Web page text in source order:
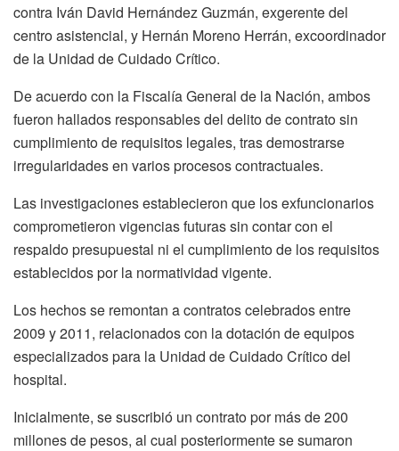
contra Iván David Hernández Guzmán, exgerente del
centro asistencial, y Hernán Moreno Herrán, excoordinador
de la Unidad de Cuidado Crítico.
De acuerdo con la Fiscalía General de la Nación, ambos
fueron hallados responsables del delito de contrato sin
cumplimiento de requisitos legales, tras demostrarse
irregularidades en varios procesos contractuales.
Las investigaciones establecieron que los exfuncionarios
comprometieron vigencias futuras sin contar con el
respaldo presupuestal ni el cumplimiento de los requisitos
establecidos por la normatividad vigente.
Los hechos se remontan a contratos celebrados entre
2009 y 2011, relacionados con la dotación de equipos
especializados para la Unidad de Cuidado Crítico del
hospital.
Inicialmente, se suscribió un contrato por más de 200
millones de pesos, al cual posteriormente se sumaron